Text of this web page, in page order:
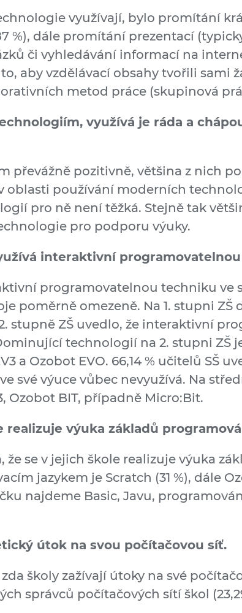
využívají, bylo promítání
%), dále promítání prezentací
či vyhledávání informací na
aby vzdělávací obsahy tvořili sami
metod práce (skupinová
využívá je ráda a
převážně pozitivně, většina z nich
oblasti používání moderních
pro ně není těžká. Stejně tak
pro podporu výuky.
interaktivní
programovatelnou techniku ve
poměrně omezeně. Na 1. stupni ZŠ
stupně ZŠ uvedlo, že interaktivní
technologií na 2. stupni ZŠ
a Ozobot EVO. 66,14 % učitelů SŠ
své výuce vůbec nevyužívá. Na
Ozobot BIT, případně Micro:Bit.
výuka základů
se v jejich škole realizuje výuka
jazykem je Scratch (31 %), dále
najdeme Basic, Javu,
útok na svou počítačovou síť.
školy zažívají útoky na své
správců počítačových sítí škol